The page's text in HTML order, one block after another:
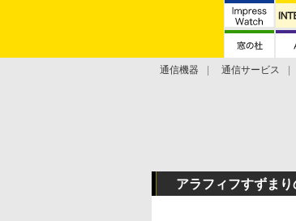
通信機器 通信サービス
アラフィフすずまり